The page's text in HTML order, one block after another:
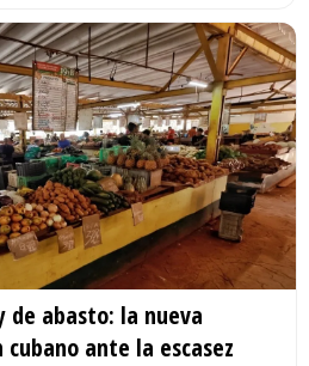
de abasto: la nueva
ante la escasez